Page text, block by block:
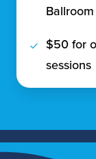
Ballroom
$50 for
sessions